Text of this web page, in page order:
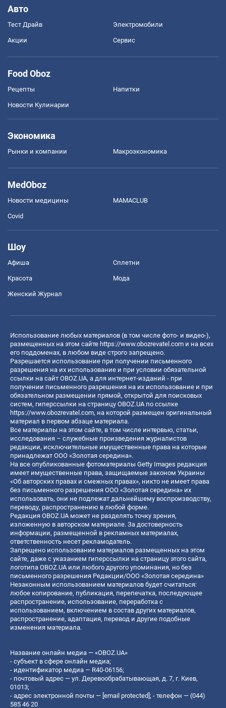
Авто
Тест Драйв Электромобили
Акции Сервис
Food Oboz
Рецепты Напитки
Новости Кулинарии
Экономика
Рынки и компании Mакроэкономика
MedOboz
Новости медицины MAMACLUB
Covid
Шоу
Афиша Сплетни
Красота Мода
Женский Журнал
Использование любых материалов (в том числе фото- и видео-),
размещенных на этом сайте https://www.obozrevatel.com и на всех
его поддоменах, в любом виде строго запрещено.
Разрешается использование при получении письменного
разрешения на их использование и при условии обязательной
ссылки на сайт OBOZ.UA, а для интернет-изданий - при
получении письменного разрешения на их использование и при
обязательном размещении прямой, открытой для поисковых
систем, гиперссылки на страницу OBOZ.UA по ссылке
https://www.obozrevatel.com, на которой размещен оригинальный
материал в первом абзаце материала.
Все материалы на этом сайте, в том числе интервью, статьи,
исследования – служебные произведения журналистов
редакции, исключительные имущественные права на которые
принадлежат ООО «Золотая середина».
На все опубликованные фотоматериалы Getty Images редакция
имеет имущественные права, защищаемые законом Украины
«Об авторских правах и смежных правах», никто не имеет права
без письменного разрешения ООО «Золотая середина» их
использовать, они не подлежат дальнейшему воспроизводству,
переводу, распространению в любой форме.
Редакция OBOZ.UA может не разделять точку зрения,
изложенную в авторском материале. За достоверность
информации, размещенной в рекламных материалах,
ответственность несет рекламодатель.
Запрещено использование материалов размещенных на этом
сайте, даже с указанием гиперссылки на страницу этого сайта,
логотипа OBOZ.UA или любого другого упоминания, но без
письменного разрешения Редакции/ООО «Золотая середина»
Незаконным использованием материалов будет считаться:
любое копирование, публикация, перепечатка, последующее
распространение, использование, переработка с
использованием, включением в состав других материалов,
распространение, адаптация, перевод и другие подобные
изменения материала.
Название онлайн медиа — «OBOZ.UA»
- субъект в сфере онлайн медиа;
- идентификатор медиа — R40-06156;
- почтовый адрес — ул. Деревообрабатывающая, д. 7, г. Киев,
01013;
- адрес электронной почты — [email protected] ; - телефон — (044)
585 46 20